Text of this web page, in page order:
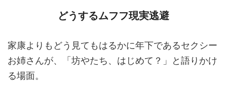
どうするムフフ現実逃避
家康よりもどう見てもはるかに年下であるセクシー
お姉さんが、「坊やたち、はじめて？」と語りかけ
る場面。